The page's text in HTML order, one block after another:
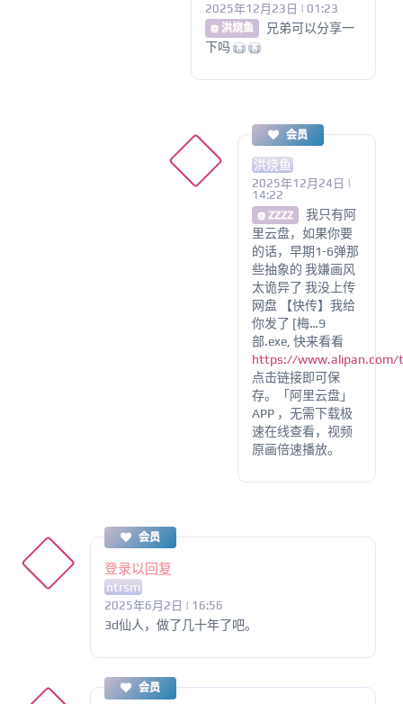
2025年12月23日 | 01:23
@ 洪烧鱼
兄弟可以分享一
下吗
会员
洪烧鱼
2025年12月24日 |
14:22
@ ZZZZ
我只有阿
里云盘，如果你要
的话，早期1-6弹那
些抽象的 我嫌画风
太诡异了 我没上传
网盘 【快传】我给
你发了 [梅…9
部.exe, 快来看看
https://www.alipan.com/t/
点击链接即可保
存。「阿里云盘」
APP ，无需下载极
速在线查看，视频
原画倍速播放。
会员
登录以回复
ntrsm
2025年6月2日 | 16:56
3d仙人，做了几十年了吧。
会员